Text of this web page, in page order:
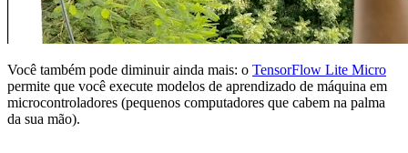
Você também pode diminuir ainda mais: o TensorFlow Lite Micro
permite que você execute modelos de aprendizado de máquina em
microcontroladores (pequenos computadores que cabem na palma
da sua mão).